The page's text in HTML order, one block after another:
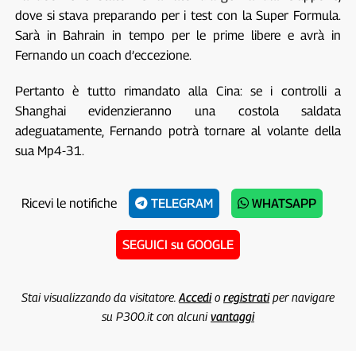
dove si stava preparando per i test con la Super Formula.
Sarà in Bahrain in tempo per le prime libere e avrà in
Fernando un coach d’eccezione.
Pertanto è tutto rimandato alla Cina: se i controlli a
Shanghai evidenzieranno una costola saldata
adeguatamente, Fernando potrà tornare al volante della
sua Mp4-31.
Ricevi le notifiche TELEGRAM WHATSAPP
SEGUICI su GOOGLE
Stai visualizzando da visitatore. Accedio registratiper navigare
su P300.it con alcunivantaggi